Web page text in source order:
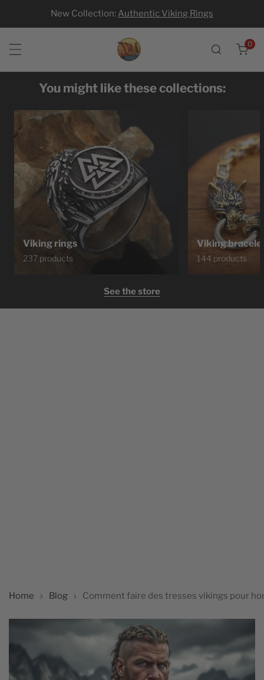
New Collection: Authentic Viking Rings
0
You might like these collections:
Viking rings
237 products
Viking
144 products
See the store
Home Blog Comment faire des tresses vikings pour